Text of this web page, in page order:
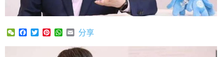
WeChatFacebook
TwitterPinterest
WhatsApp
Email
分享